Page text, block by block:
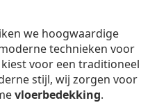
we hoogwaardige
technieken voor
voor een traditioneel
stijl, wij zorgen voor
vloerbedekking.